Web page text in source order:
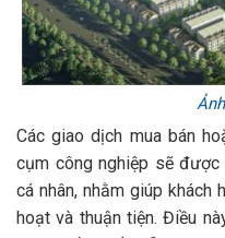
Các giao dịch mua bán
cụm công nghiệp sẽ
cá nhân, nhằm giúp khách
hoạt và thuận tiện. Điều